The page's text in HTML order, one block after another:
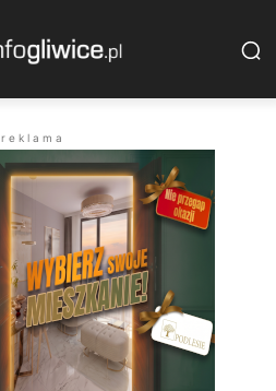
r e k l a m a